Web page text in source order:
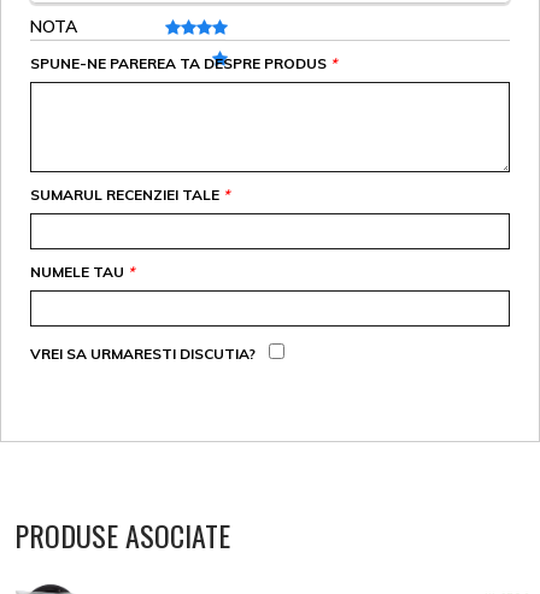
NOTA
*
SPUNE-NE PAREREA TA DESPRE PRODUS
*
SUMARUL RECENZIEI TALE
*
NUMELE TAU
VREI SA URMARESTI DISCUTIA?
PRODUSE ASOCIATE